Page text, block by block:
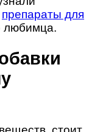
препараты для
любимца.